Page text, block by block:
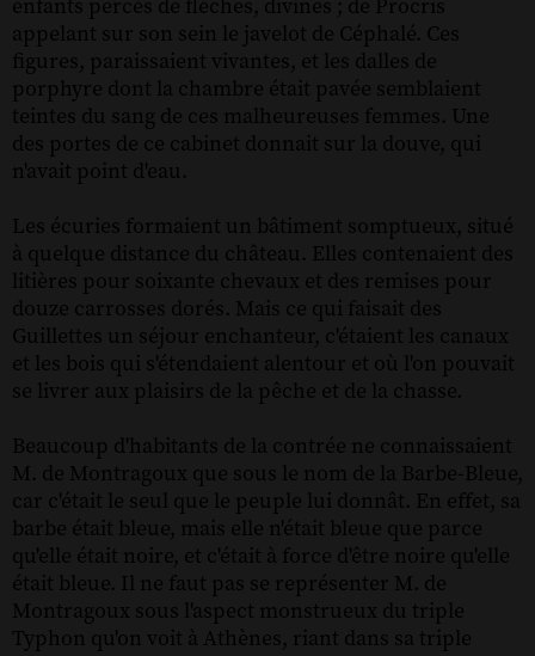
enfants percés de flèches, divines ; de Procris
appelant sur son sein le javelot de Céphalé. Ces
figures, paraissaient vivantes, et les dalles de
porphyre dont la chambre était pavée semblaient
teintes du sang de ces malheureuses femmes. Une
des portes de ce cabinet donnait sur la douve, qui
n'avait point d'eau.
Les écuries formaient un bâtiment somptueux, situé
à quelque distance du château. Elles contenaient des
litières pour soixante chevaux et des remises pour
douze carrosses dorés. Mais ce qui faisait des
Guillettes un séjour enchanteur, c'étaient les canaux
et les bois qui s'étendaient alentour et où l'on pouvait
se livrer aux plaisirs de la pêche et de la chasse.
Beaucoup d'habitants de la contrée ne connaissaient
M. de Montragoux que sous le nom de la Barbe-Bleue,
car c'était le seul que le peuple lui donnât. En effet, sa
barbe était bleue, mais elle n'était bleue que parce
qu'elle était noire, et c'était à force d'être noire qu'elle
était bleue. Il ne faut pas se représenter M. de
Montragoux sous l'aspect monstrueux du triple
Typhon qu'on voit à Athènes, riant dans sa triple